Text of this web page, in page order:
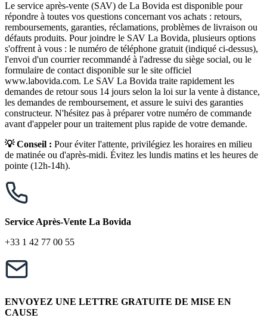
Le service après-vente (SAV) de La Bovida est disponible pour
répondre à toutes vos questions concernant vos achats : retours,
remboursements, garanties, réclamations, problèmes de livraison ou
défauts produits. Pour joindre le SAV La Bovida, plusieurs options
s'offrent à vous : le numéro de téléphone gratuit (indiqué ci-dessus),
l'envoi d'un courrier recommandé à l'adresse du siège social, ou le
formulaire de contact disponible sur le site officiel
www.labovida.com. Le SAV La Bovida traite rapidement les
demandes de retour sous 14 jours selon la loi sur la vente à distance,
les demandes de remboursement, et assure le suivi des garanties
constructeur. N'hésitez pas à préparer votre numéro de commande
avant d'appeler pour un traitement plus rapide de votre demande.
💡 Conseil : Pour éviter l'attente, privilégiez les horaires en milieu
de matinée ou d'après-midi. Évitez les lundis matins et les heures de
pointe (12h-14h).
Service Après-Vente La Bovida
+33 1 42 77 00 55
ENVOYEZ UNE LETTRE GRATUITE DE MISE EN
CAUSE